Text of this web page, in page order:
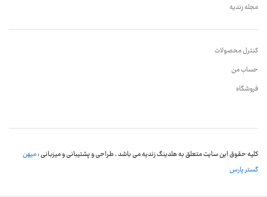
مجله زندیه
کنترل محصولات
حساب من
فروشگاه
کلیه حقوق این سایت متعلق به هلدینگ زندیه می باشد . طراحی و پشتیبانی و میزبانی :میهن
گستر پارس